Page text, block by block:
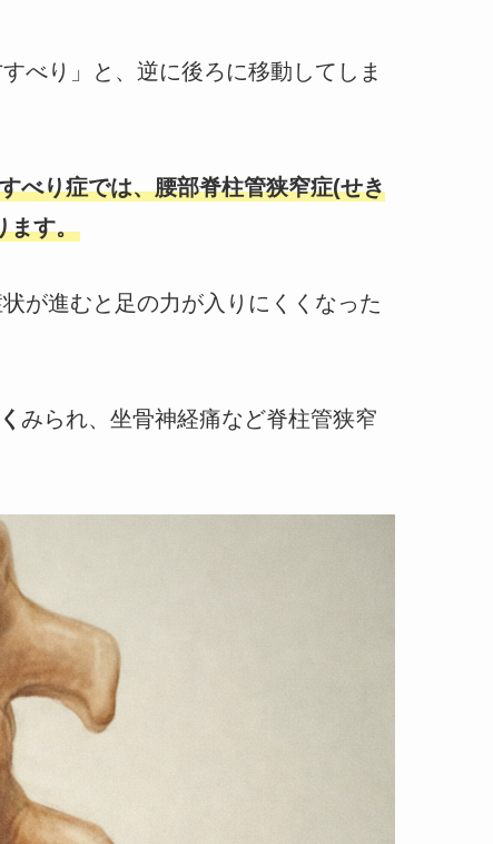
べり」と、逆に後ろに移動してしま
べり症では、腰部脊柱管狭窄症(せき
ます。
が進むと足の力が入りにくくなった
みられ、坐骨神経痛など脊柱管狭窄